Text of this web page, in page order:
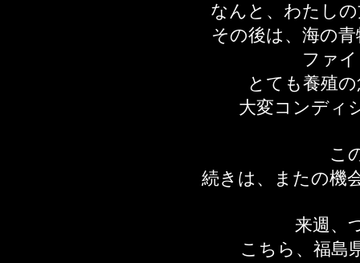
なんと、わたし
その後は、海の
ファ
とても養殖
大変コンディ
こ
続きは、またの機
来週、
こちら、福島